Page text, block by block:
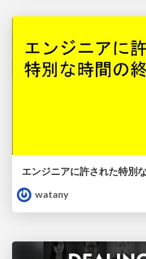
エンジニアに許された特別
watany